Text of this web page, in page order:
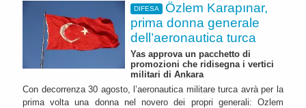
DIFESA
Özlem Karapınar,
prima donna generale
dell’aeronautica turca
Yas approva un pacchetto di
promozioni che ridisegna i vertici
militari di Ankara
Con decorrenza 30 agosto, l’aeronautica militare turca avrà per la
prima volta una donna nel novero dei propri generali: Ozlem